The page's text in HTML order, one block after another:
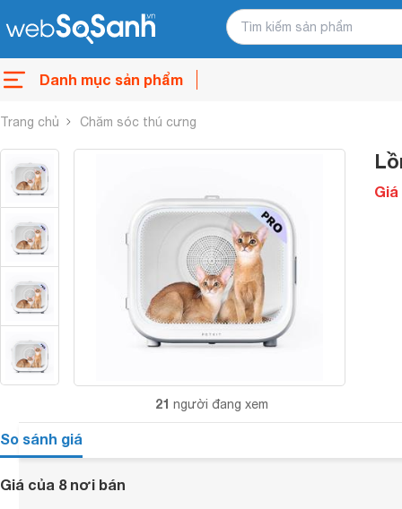
Danh mục sản phẩm
Trang chủ Chăm sóc thú cưng
21 người đang xem
Giá
So sánh giá
Giá của 8 nơi bán